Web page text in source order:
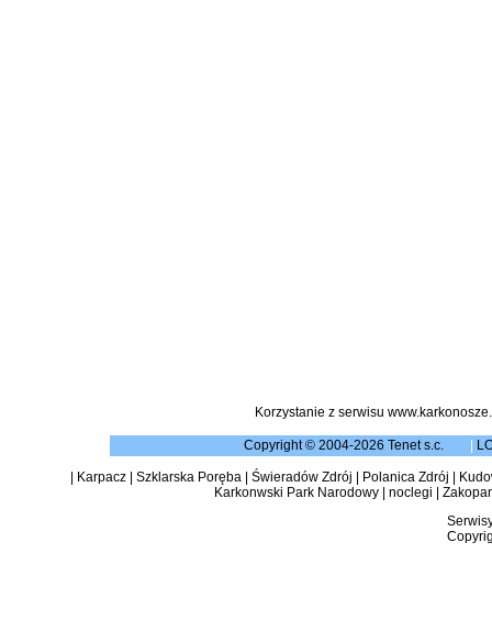
Korzystanie z serwisu
Copyright © 2004-2026 Tenet s.c.
Karpacz| Szklarska Poręba| Świeradów Zdrój Polanica Zdrój
Karkonwski Park Narodowy| noclegi